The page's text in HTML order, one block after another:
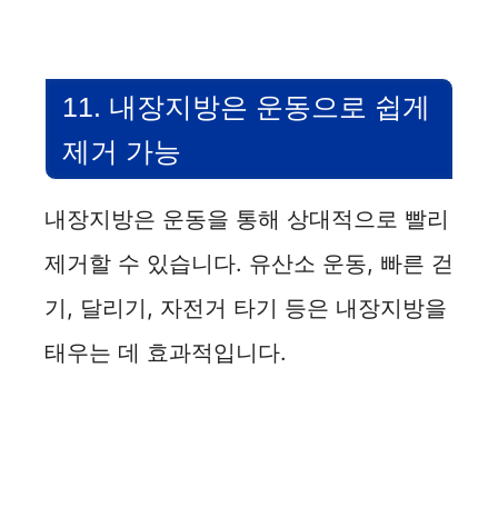
11. 내장지방은 운동으로 쉽게
제거 가능
내장지방은 운동을 통해 상대적으로 빨리
제거할 수 있습니다. 유산소 운동, 빠른 걷
기, 달리기, 자전거 타기 등은 내장지방을
태우는 데 효과적입니다.